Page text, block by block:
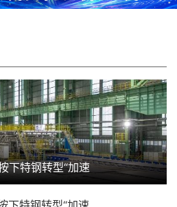
下特钢转型“加速